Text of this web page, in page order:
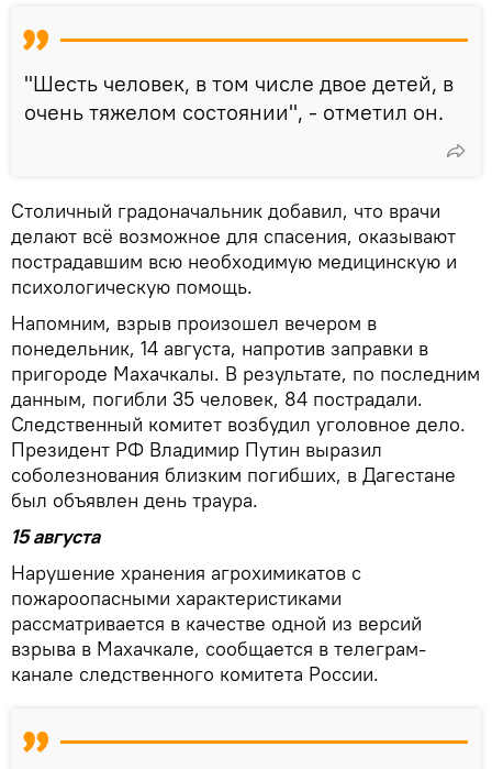
"Шесть человек, в том числе двое детей, в
очень тяжелом состоянии", - отметил он.
Столичный градоначальник добавил, что врачи
делают всё возможное для спасения, оказывают
пострадавшим всю необходимую медицинскую и
психологическую помощь.
Напомним, взрыв произошел вечером в
понедельник, 14 августа, напротив заправки в
пригороде Махачкалы. В результате, по последним
данным, погибли 35 человек, 84 пострадали.
Следственный комитет возбудил уголовное дело.
Президент РФ Владимир Путин выразил
соболезнования близким погибших, в Дагестане
был объявлен день траура.
15 августа
Нарушение хранения агрохимикатов с
пожароопасными характеристиками
рассматривается в качестве одной из версий
взрыва в Махачкале, сообщается в телеграм-
канале следственного комитета России.